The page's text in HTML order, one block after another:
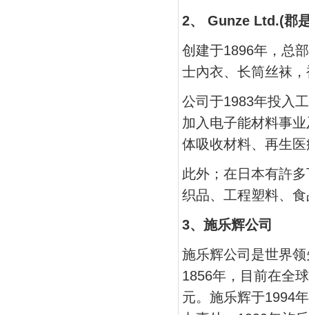
2、 Gunze Ltd.(郡
创建于1896年，总
士內衣、长筒丝袜
公司于1983年投入
加入电子能材料事
体吸收材料、再生
此外；在日本有許
织品、工程塑料、
3、施乐辉公司
施乐辉公司是世界
1856年，目前在全
元。施乐辉于1994